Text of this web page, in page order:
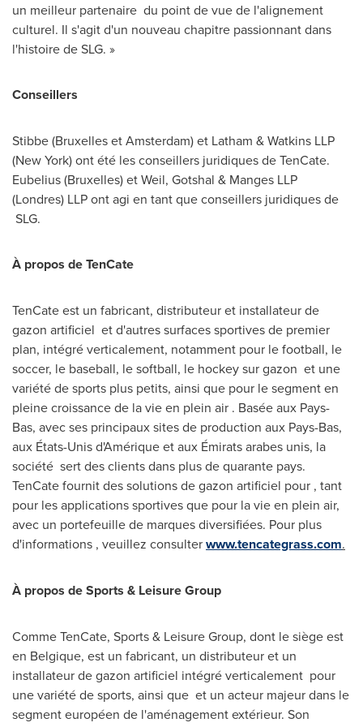
un meilleur partenaire du point de vue de l'alignement
culturel. Il s'agit d'un nouveau chapitre passionnant dans
l'histoire de SLG. »
Conseillers
Stibbe (BruxellesetAmsterdam) et Latham & Watkins LLP
(New York) ont été les conseillers juridiques de TenCate.
Eubelius (Bruxelles) et Weil, Gotshal & Manges LLP
(Londres) LLP ont agi en tant que conseillers juridiques de
SLG.
À propos de TenCate
TenCate est un fabricant, distributeur et installateur de
gazon artificiel et d'autres surfaces sportives de premier
plan, intégré verticalement, notamment pour le football, le
soccer, le baseball, le softball, le hockey sur gazon et une
variété de sports plus petits, ainsi que pour le segment en
pleine croissance de la vie en plein air . Basée aux Pays-
Bas, avec ses principaux sites de production aux Pays-Bas,
aux États-Unis d'Amérique et aux Émirats arabes unis, la
société sert des clients dans plus de quarante pays.
TenCate fournit des solutions de gazon artificiel pour , tant
pour les applications sportives que pour la vie en plein air,
avec un portefeuille de marques diversifiées. Pour plus
d'informations , veuillez consulterwww.tencategrass.com.
À propos de Sports & Leisure Group
Comme TenCate, Sports & Leisure Group, dont le siège est
en Belgique, est un fabricant, un distributeur et un
installateur de gazon artificiel intégré verticalement pour
une variété de sports, ainsi que et un acteur majeur dans le
segment européen de l'aménagement extérieur. Son